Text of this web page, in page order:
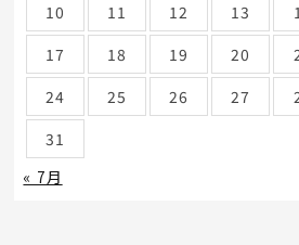
10
11 12 13
17
18 19 20
24
25 26 27
31
« 7月